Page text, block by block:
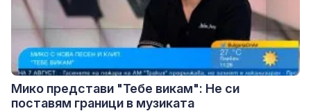
Мико представи "Тебе викам": Не си
поставям граници в музиката